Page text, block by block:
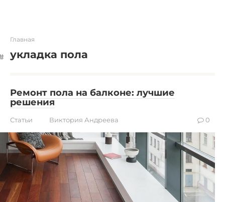
Главная
укладка пола
Ремонт пола на балконе: лучшие
решения
Статьи Виктория Андреева 0